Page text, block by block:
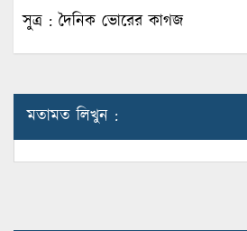
সুত্র : দৈনিক ভোরের কাগজ
মতামত লিখুন :